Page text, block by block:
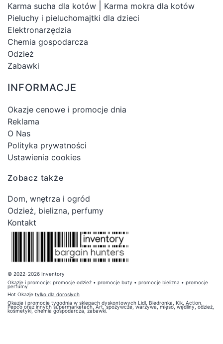
Karma sucha dla kotów
Karma mokra dla kotów
Pieluchy i pieluchomajtki dla dzieci
Elektronarzędzia
Chemia gospodarcza
Odzież
Zabawki
INFORMACJE
Okazje cenowe i promocje dnia
Reklama
O Nas
Polityka prywatności
Ustawienia cookies
Zobacz także
Dom, wnętrza i ogród
Odzież, bielizna, perfumy
Kontakt
© 2022-2026 Inventory
Okazje i promocje: promocje odzież • promocje buty • promocje bielizna • promocje
perfumy
Hot Okazje tylko dla dorosłych
Okazje i promocje tygodnia w sklepach dyskontowych Lidl, Biedronka, Kik, Action,
Pepco oraz innych supermarketach. Art. spożywcze, warzywa, mięso, wędliny, odzież,
kosmetyki, chemia gospodarcza, zabawki.